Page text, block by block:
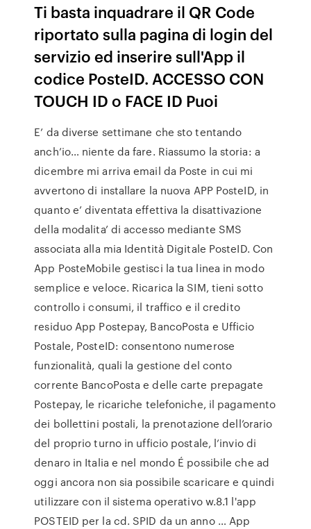
Ti basta inquadrare il QR Code
riportato sulla pagina di login del
servizio ed inserire sull'App il
codice PosteID. ACCESSO CON
TOUCH ID o FACE ID Puoi
E’ da diverse settimane che sto tentando
anch’io… niente da fare. Riassumo la storia: a
dicembre mi arriva email da Poste in cui mi
avvertono di installare la nuova APP PosteID, in
quanto e’ diventata effettiva la disattivazione
della modalita’ di accesso mediante SMS
associata alla mia Identità Digitale PosteID. Con
App PosteMobile gestisci la tua linea in modo
semplice e veloce. Ricarica la SIM, tieni sotto
controllo i consumi, il traffico e il credito
residuo App Postepay, BancoPosta e Ufficio
Postale, PosteID: consentono numerose
funzionalità, quali la gestione del conto
corrente BancoPosta e delle carte prepagate
Postepay, le ricariche telefoniche, il pagamento
dei bollettini postali, la prenotazione dell’orario
del proprio turno in ufficio postale, l’invio di
denaro in Italia e nel mondo É possibile che ad
oggi ancora non sia possibile scaricare e quindi
utilizzare con il sistema operativo w.8.1 l'app
POSTEID per la cd. SPID da un anno … App